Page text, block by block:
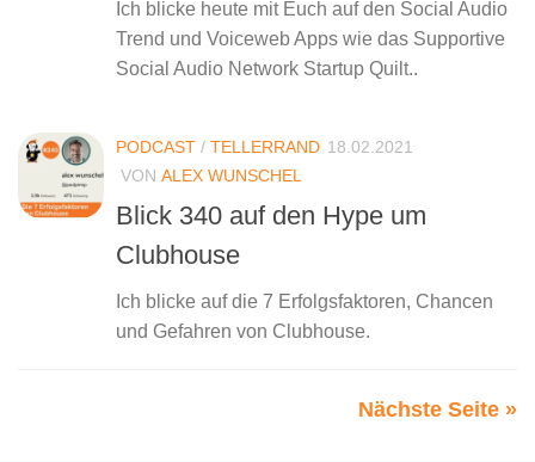
Ich blicke heute mit Euch auf den Social Audio
Trend und Voiceweb Apps wie das Supportive
Social Audio Network Startup Quilt..
PODCAST / TELLERRAND 18.02.2021
VON ALEX WUNSCHEL
Blick 340 auf den Hype um
Clubhouse
Ich blicke auf die 7 Erfolgsfaktoren, Chancen
und Gefahren von Clubhouse.
Nächste Seite »